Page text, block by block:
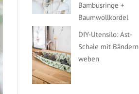
Bambusringe +
Baumwollkordel
DIY-Utensilo: Ast-
Schale mit Bändern
weben